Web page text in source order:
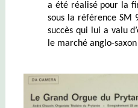
a été réalisé pour la
sous la référence SM
succès qui lui a valu
le marché anglo-